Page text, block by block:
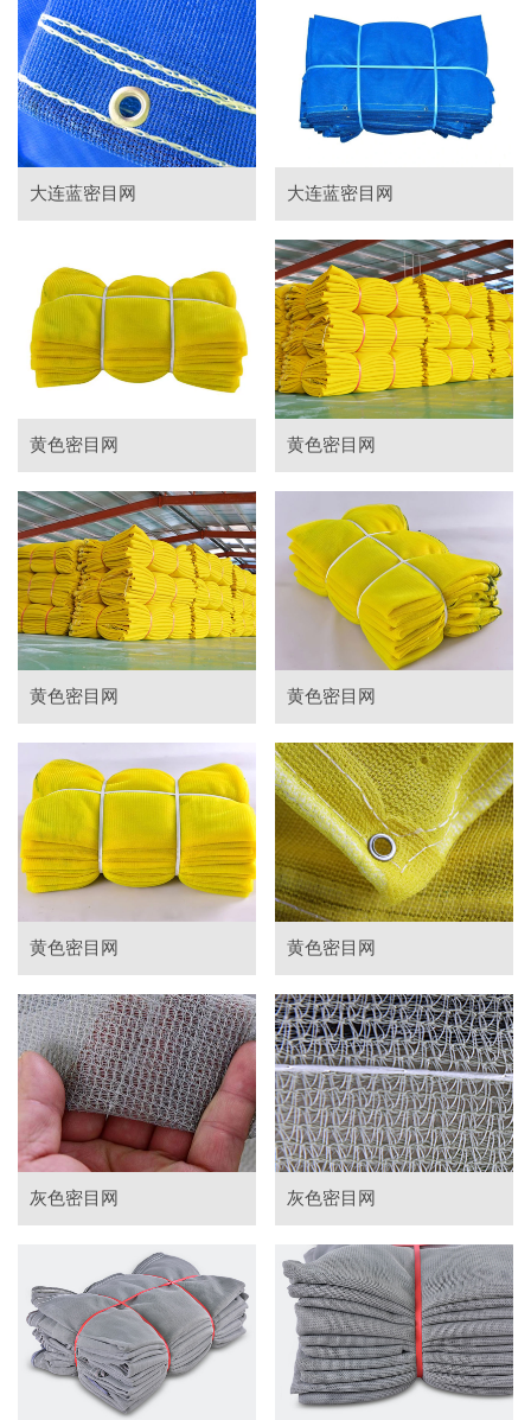
大连蓝密目网 大连蓝密目网
黄色密目网 黄色密目网
黄色密目网 黄色密目网
黄色密目网 黄色密目网
灰色密目网 灰色密目网